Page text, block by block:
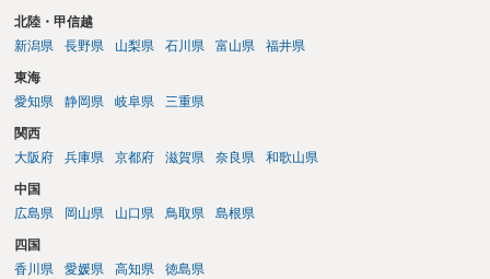
北陸・甲信越
新潟県
長野県 山梨県 石川県 富山県 福井県
東海
愛知県
静岡県 岐阜県 三重県
関西
大阪府
兵庫県 京都府 滋賀県 奈良県 和歌山県
中国
広島県
岡山県 山口県 鳥取県 島根県
四国
香川県
愛媛県 高知県 徳島県